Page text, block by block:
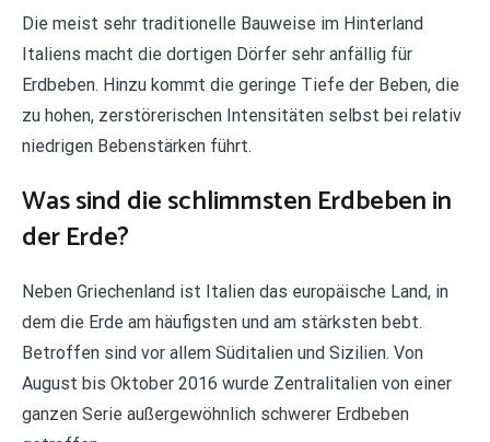
Die meist sehr traditionelle Bauweise im Hinterland
Italiens macht die dortigen Dörfer sehr anfällig für
Erdbeben. Hinzu kommt die geringe Tiefe der Beben, die
zu hohen, zerstörerischen Intensitäten selbst bei relativ
niedrigen Bebenstärken führt.
Was sind die schlimmsten Erdbeben in
der Erde?
Neben Griechenland ist Italien das europäische Land, in
dem die Erde am häufigsten und am stärksten bebt.
Betroffen sind vor allem Süditalien und Sizilien. Von
August bis Oktober 2016 wurde Zentralitalien von einer
ganzen Serie außergewöhnlich schwerer Erdbeben